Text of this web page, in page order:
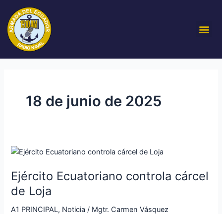
contenido
18 de junio de 2025
Ejército Ecuatoriano controla cárcel
de Loja
A1 PRINCIPAL, Noticia / Mgtr. Carmen Vásquez
Ejército
controla
cárcel
de
Loja